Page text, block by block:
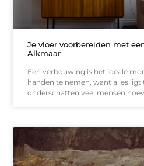
Je vloer voorbereiden met
Alkmaar
Een verbouwing is het ideale
handen te nemen, want alles ligt
onderschatten veel mensen